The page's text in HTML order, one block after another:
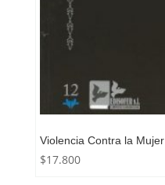
Violencia Contra la Mujer
$17.800